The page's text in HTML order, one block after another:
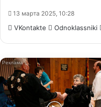
13 марта 2025, 10:28
VKontakte Odnoklassniki